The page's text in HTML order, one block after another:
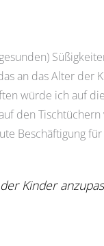
an das Alter
würde ich auf
den
Beschäftigung für
Kinder